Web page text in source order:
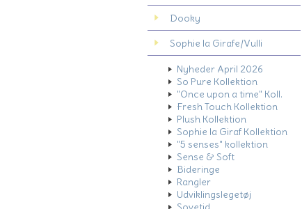
Dooky
Sophie la Girafe/Vulli
Nyheder April 2026
So Pure Kollektion
"Once upon a time" Koll.
Fresh Touch Kollektion
Plush Kollektion
Sophie la Giraf Kollektion
"5 senses" kollektion
Sense & Soft
Bideringe
Rangler
Udviklingslegetøj